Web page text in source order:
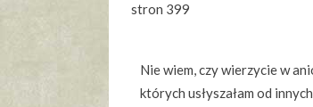
stron 399
Nie wiem, czy wierzycie w
których usłyszałam od